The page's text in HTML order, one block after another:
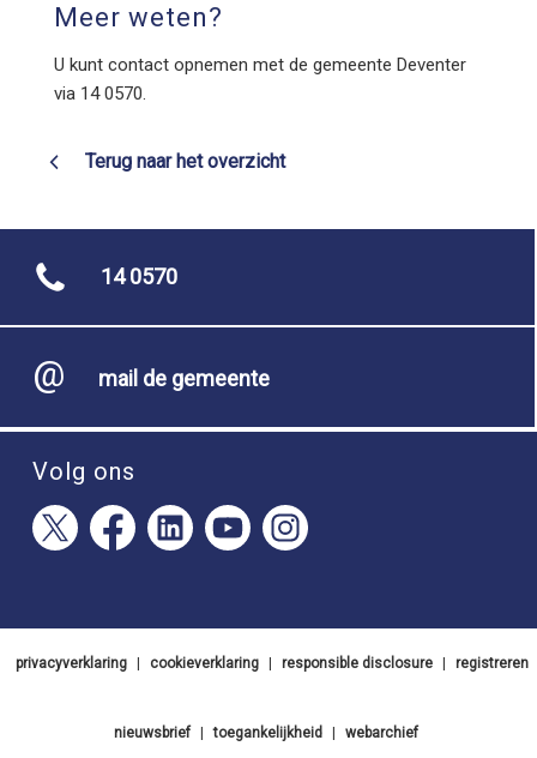
Meer weten?
U kunt contact opnemen met de gemeente Deventer
via 14 0570.
Terug naar het overzicht
14 0570
mail de gemeente
Volg ons
privacyverklaring | cookieverklaring | responsible disclosure | registreren
nieuwsbrief | toegankelijkheid | webarchief